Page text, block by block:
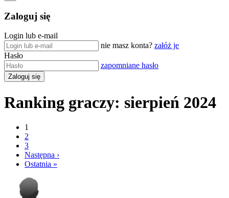
Zaloguj się
Login lub e-mail
nie masz konta? załóż je
Hasło
zapomniane hasło
Ranking graczy: sierpień 2024
1
2
3
Następna ›
Ostatnia »